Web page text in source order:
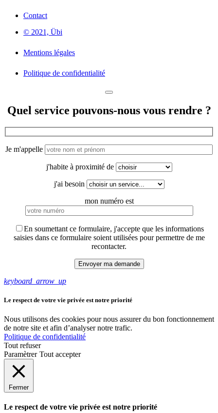
Contact
© 2021, Übi
Mentions légales
Politique de confidentialité
Quel service pouvons-nous vous rendre ?
Je m'appelle
j'habite à proximité de
j'ai besoin
mon numéro est
En soumettant ce formulaire, j'accepte que les informations
saisies dans ce formulaire soient utilisées pour permettre de me
recontacter.
keyboard_arrow_up
Le respect de votre vie privée est notre priorité
Nous utilisons des cookies pour nous assurer du bon fonctionnement
de notre site et afin d’analyser notre trafic.
Politique de confidentialité
Tout refuser
Paramètrer Tout accepter
Fermer
Le respect de votre vie privée est notre priorité